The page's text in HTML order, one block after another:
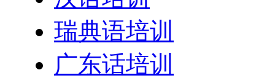
瑞典语培训
广东话培训